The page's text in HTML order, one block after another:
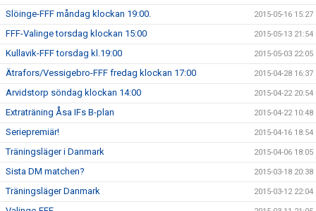
Slöinge-FFF måndag klockan 19:00. 2015-05-16 15:27
FFF-Valinge torsdag klockan 15:00 2015-05-13 21:54
Kullavik-FFF torsdag kl.19:00 2015-05-03 22:05
Ätrafors/Vessigebro-FFF fredag klockan 17:00 2015-04-28 16:37
Arvidstorp söndag klockan 14:00 2015-04-22 20:54
Extraträning Åsa IFs B-plan 2015-04-22 10:48
Seriepremiär! 2015-04-16 18:54
Träningsläger i Danmark 2015-04-06 18:05
Sista DM matchen? 2015-03-18 20:38
Träningsläger Danmark 2015-03-12 22:04